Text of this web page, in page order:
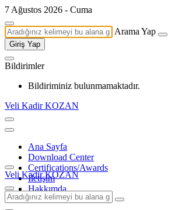
7 Ağustos 2026 - Cuma
Arama Yap
Giriş Yap
Bildirimler
Bildiriminiz bulunmamaktadır.
Veli Kadir KOZAN
Ana Sayfa
Download Center
Certifications/Awards
İletişim
Hakkımda
Veli Kadir KOZAN